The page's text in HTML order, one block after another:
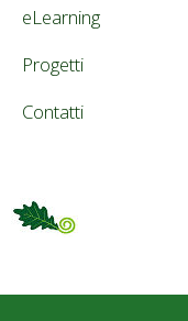
eLearning
Progetti
Contatti